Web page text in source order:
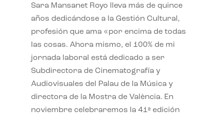
Sara Mansanet Royo lleva más de quince
años dedicándose a la Gestión Cultural,
profesión que ama «por encima de todas
las cosas. Ahora mismo, el 100% de mi
jornada laboral está dedicado a ser
Subdirectora de Cinematografía y
Audiovisuales del Palau de la Música y
directora de la Mostra de València. En
noviembre celebraremos la 41ª edición